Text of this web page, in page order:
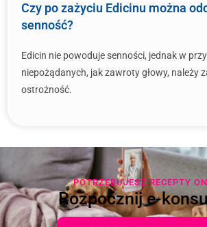
Czy po zażyciu Edicinu można
senność?
Edicin nie powoduje senności, jednak w
niepożądanych, jak zawroty głowy, należy
ostrożność.
POTRZEBUJESZ RECEPTY
Rozpocznij e-